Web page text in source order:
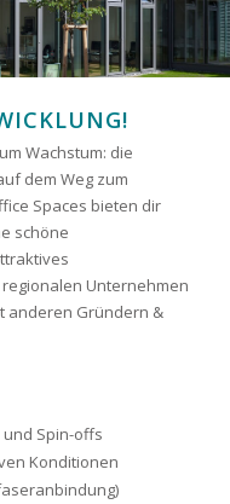
Wachstum: die
dem Weg zum
Spaces bieten dir
schöne
Unternehmen
anderen Gründern &
Spin-offs
Konditionen